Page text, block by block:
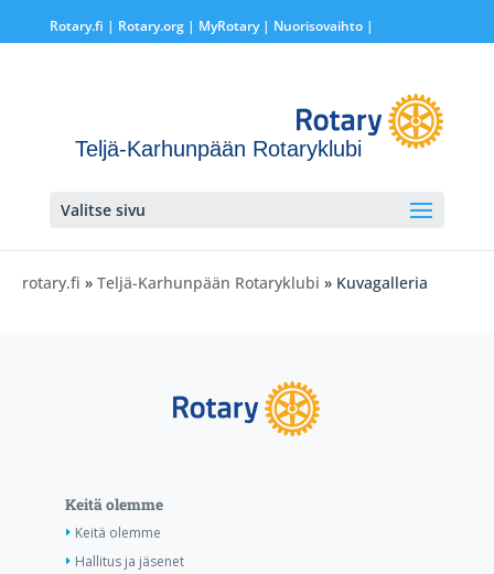
Rotary.fi | Rotary.org| MyRotary | Nuorisovaihto|
Teljä-Karhunpään Rotaryklubi
Valitse sivu
rotary.fi » Teljä-Karhunpään Rotaryklubi » Kuvagalleria
Keitä olemme
Keitä olemme
Hallitus ja jäsenet